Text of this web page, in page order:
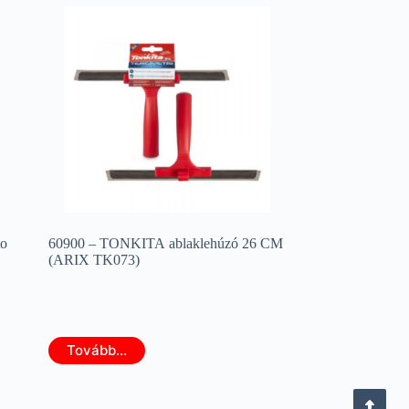
60900 – TONKITA ablaklehúzó 26 CM
(ARIX TK073)
Tovább...